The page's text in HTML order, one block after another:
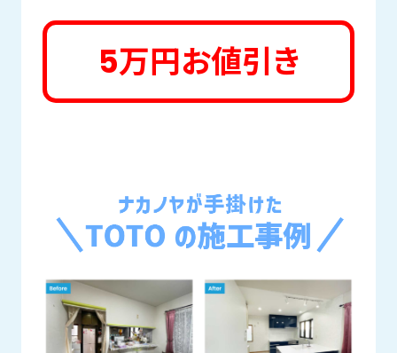
5万円お値引き